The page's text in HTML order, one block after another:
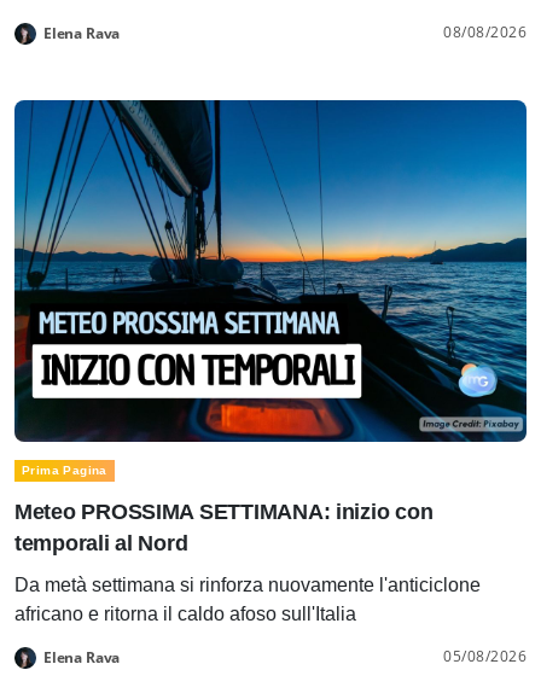
Elena Rava 08/08/2026
Prima Pagina
Meteo PROSSIMA SETTIMANA: inizio con
temporali al Nord
Da metà settimana si rinforza nuovamente l'anticiclone
africano e ritorna il caldo afoso sull'Italia
Elena Rava 05/08/2026